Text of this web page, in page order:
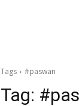
Tags #paswan
Tag: